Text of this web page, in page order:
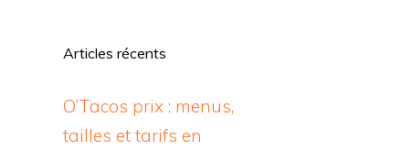
Articles récents
O’Tacos prix : menus,
tailles et tarifs en